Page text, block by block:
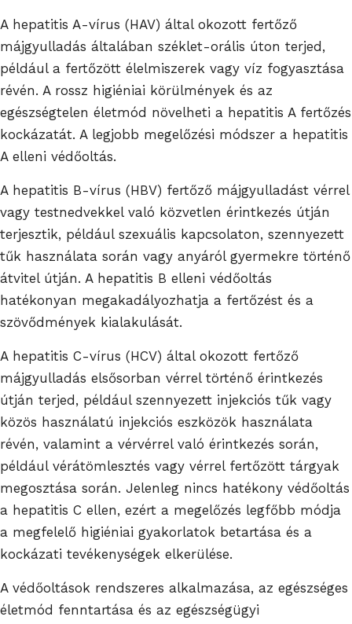
A hepatitis A-vírus (HAV) által okozott fertőző
májgyulladás általában széklet-orális úton terjed,
például a fertőzött élelmiszerek vagy víz fogyasztása
révén. A rossz higiéniai körülmények és az
egészségtelen életmód növelheti a hepatitis A fertőzés
kockázatát. A legjobb megelőzési módszer a hepatitis
A elleni védőoltás.
A hepatitis B-vírus (HBV) fertőző májgyulladást vérrel
vagy testnedvekkel való közvetlen érintkezés útján
terjesztik, például szexuális kapcsolaton, szennyezett
tűk használata során vagy anyáról gyermekre történő
átvitel útján. A hepatitis B elleni védőoltás
hatékonyan megakadályozhatja a fertőzést és a
szövődmények kialakulását.
A hepatitis C-vírus (HCV) által okozott fertőző
májgyulladás elsősorban vérrel történő érintkezés
útján terjed, például szennyezett injekciós tűk vagy
közös használatú injekciós eszközök használata
révén, valamint a vérvérrel való érintkezés során,
például vérátömlesztés vagy vérrel fertőzött tárgyak
megosztása során. Jelenleg nincs hatékony védőoltás
a hepatitis C ellen, ezért a megelőzés legfőbb módja
a megfelelő higiéniai gyakorlatok betartása és a
kockázati tevékenységek elkerülése.
A védőoltások rendszeres alkalmazása, az egészséges
életmód fenntartása és az egészségügyi